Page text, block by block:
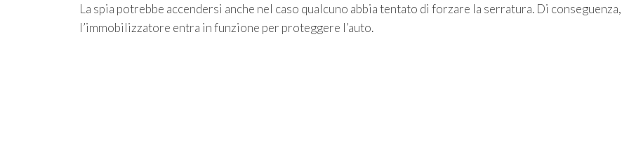
La spia potrebbe accendersi anche nel caso qualcuno abbia tentato di forzare la serratura. Di conseguenza,
l’immobilizzatore entra in funzione per proteggere l’auto.